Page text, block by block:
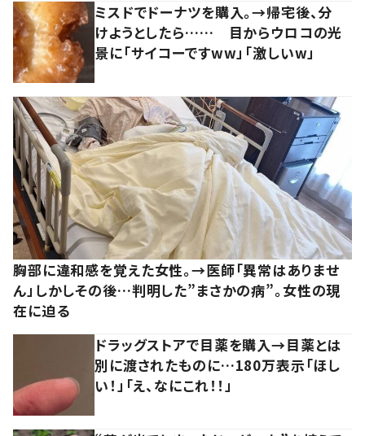
ミスドでドーナツを購入。→帰宅後、分
けようとしたら…… 目からウロコの光
景に「サイコーですww」「激しいw」
胸部に違和感を覚えた女性。→医師「異常はありませ
ん」しかしその後…判明した”まさかの病”。女性の現
在に迫る
ドラッグストアで目薬を購入→目薬とは
別に渡されたものに…180万表示「ほし
い！」「え、なにこれ！！」